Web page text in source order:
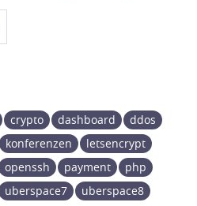
crypto dashboard
ddos
konferenzen
letsencrypt
openssh payment
php
uberspace7
uberspace8